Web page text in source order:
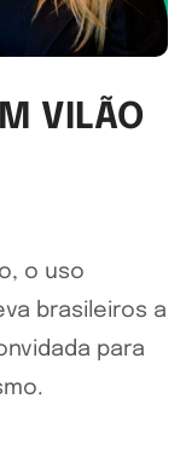
VILÃO
o uso
brasileiros a
para